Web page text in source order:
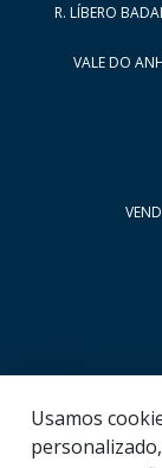
R. LÍBERO
VALE DO
Usamos